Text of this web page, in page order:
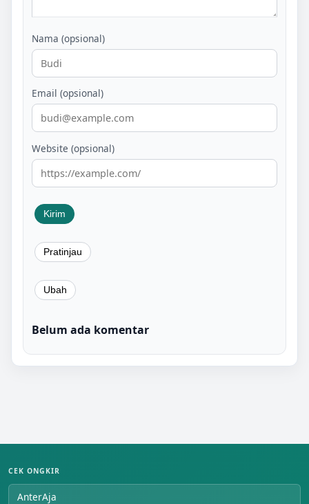
Nama (opsional)
Email (opsional)
Website (opsional)
Belum ada komentar
CEK ONGKIR
AnterAja